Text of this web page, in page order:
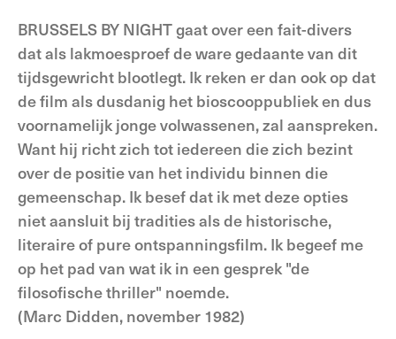
BRUSSELS BY NIGHT gaat over een fait-divers
dat als lakmoesproef de ware gedaante van dit
tijdsgewricht blootlegt. Ik reken er dan ook op dat
de film als dusdanig het bioscooppubliek en dus
voornamelijk jonge volwassenen, zal aanspreken.
Want hij richt zich tot iedereen die zich bezint
over de positie van het individu binnen die
gemeenschap. Ik besef dat ik met deze opties
niet aansluit bij tradities als de historische,
literaire of pure ontspanningsfilm. Ik begeef me
op het pad van wat ik in een gesprek "de
filosofische thriller" noemde.
(Marc Didden, november 1982)